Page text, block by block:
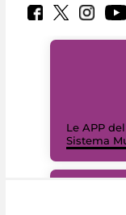
Le APP del
Sistema